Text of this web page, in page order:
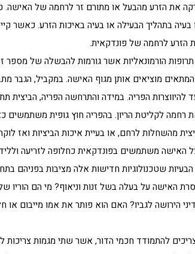
את הזרע מהבעל או מתורם זר לרחמה של האישה.
בעיה בתהליך הבעילה או בעיה באיכות הזרע. כאשר
לרחמה של פונדקאית.
הורמונאליות אשר גורמות להבשלה של מספר
מוציאים אותן מגוף האישה. במקביל, הגבר
להיווצרות הפריה. במידה והתרחשה הפריה, הביצית
רחמה לקליטת הריון. בהפריה חוץ גופית משתמשים
מהשחלות לרחם, או בעיית איכות הביציות ואז
האישה משתמשים בפונדקאית כחלופה לזריעה
שטכנולוגיות חדישות אלה מציבות בפניהם
האישה על בעלה בשל זנות וניאוף? מי הם הוריו
הירושה לגביו? האם הוא פותר את אמו מייבום או
להתמודד חכמי הדור, אשר שתי מגמות צריכות